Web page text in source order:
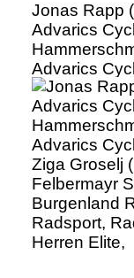
Jonas Rapp
Advarics
Advarics
Ziga Groselj
Felbermayr
Burgenland
Radsport,
Herren Elite,